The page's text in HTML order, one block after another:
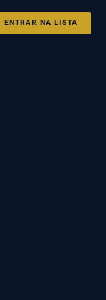
ENTRAR NA LISTA